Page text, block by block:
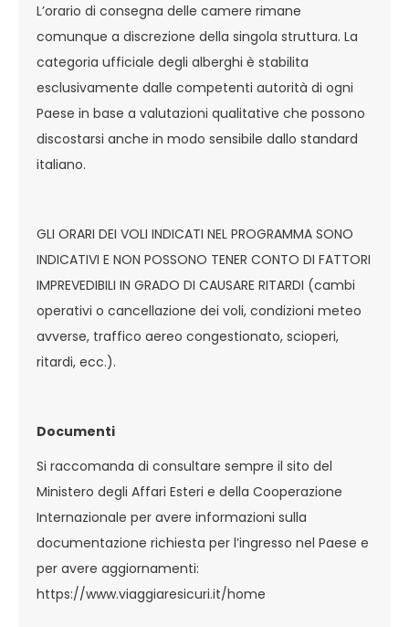
L’orario di consegna delle camere rimane
comunque a discrezione della singola struttura. La
categoria ufficiale degli alberghi è stabilita
esclusivamente dalle competenti autorità di ogni
Paese in base a valutazioni qualitative che possono
discostarsi anche in modo sensibile dallo standard
italiano.
GLI ORARI DEI VOLI INDICATI NEL PROGRAMMA SONO
INDICATIVI E NON POSSONO TENER CONTO DI FATTORI
IMPREVEDIBILI IN GRADO DI CAUSARE RITARDI (cambi
operativi o cancellazione dei voli, condizioni meteo
avverse, traffico aereo congestionato, scioperi,
ritardi, ecc.).
Documenti
Si raccomanda di consultare sempre il sito del
Ministero degli Affari Esteri e della Cooperazione
Internazionale per avere informazioni sulla
documentazione richiesta per l’ingresso nel Paese e
per avere aggiornamenti:
https://www.viaggiaresicuri.it/home